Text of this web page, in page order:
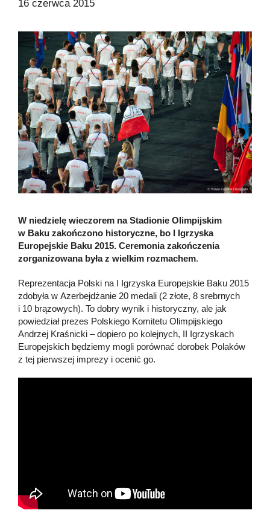
16 czerwca 2015
W niedzielę wieczorem na Stadionie Olimpijskim
w Baku zakończono historyczne, bo I Igrzyska
Europejskie Baku 2015. Ceremonia zakończenia
zorganizowana była z wielkim rozmachem.
Reprezentacja Polski na I Igrzyska Europejskie Baku 2015
zdobyła w Azerbejdżanie 20 medali (2 złote, 8 srebrnych
i 10 brązowych). To dobry wynik i historyczny, ale jak
powiedział prezes Polskiego Komitetu Olimpijskiego
Andrzej Kraśnicki – dopiero po kolejnych, II Igrzyskach
Europejskich będziemy mogli porównać dorobek Polaków
z tej pierwszej imprezy i ocenić go.